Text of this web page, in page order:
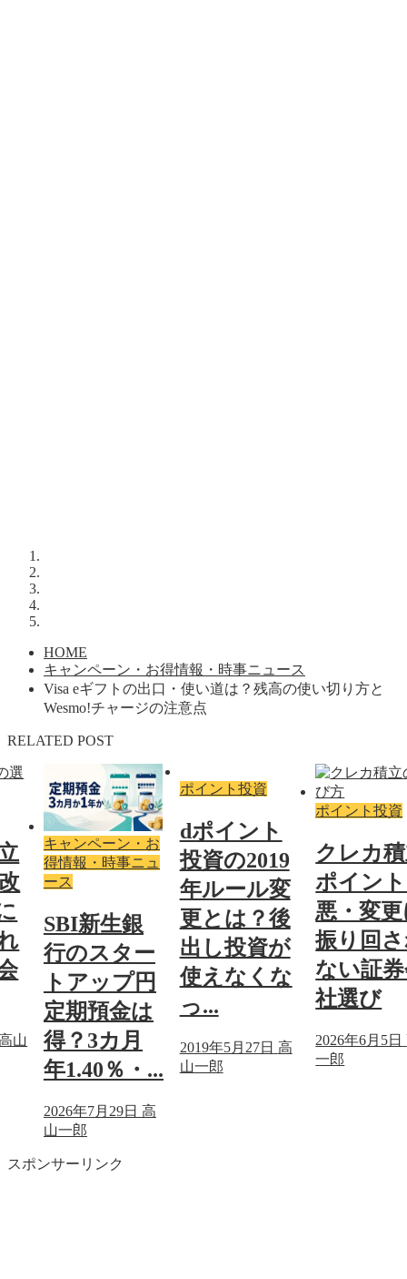
HOME
キャンペーン・お得情報・時事ニュース
Visa eギフトの出口・使い道は？残高の使い切り方と
Wesmo!チャージの注意点
RELATED POST
山
キャンペーン・お
得情報・時事ニュ
ース
SBI新生銀
行のスター
トアップ円
定期預金は
得？3カ月
年1.40％・...
2026年7月29日 高
山一郎
ポイント投資
dポイント
投資の2019
年ルール変
更とは？後
出し投資が
使えなくな
っ...
2019年5月27日 高
山一郎
ポイント投資
クレカ
ポイン
悪・変
振り回
ない証
社選び
2026年6月5日
一郎
スポンサーリンク